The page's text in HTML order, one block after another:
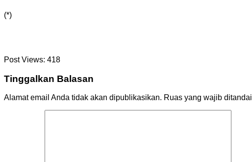
(*)
Post Views: 418
Tinggalkan Balasan
Alamat email Anda tidak akan dipublikasikan. Ruas yang wajib ditandai